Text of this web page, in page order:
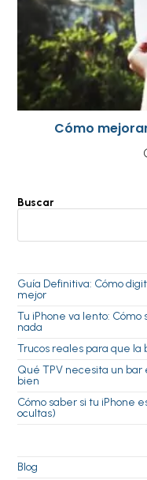
Cómo
Buscar
Guía Definitiva: Cómo
mejor
Tu iPhone va lento: Cómo
nada
Trucos reales para que
Qué TPV necesita un
bien
Cómo saber si tu iPhone
ocultas)
Blog